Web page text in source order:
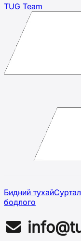
TUG Team
Бидний тухай
бодлого